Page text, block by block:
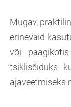
Mugav,
erinevaid
või
tsiklisõiduks
ajaveetmiseks